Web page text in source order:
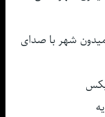
شهر با صدای